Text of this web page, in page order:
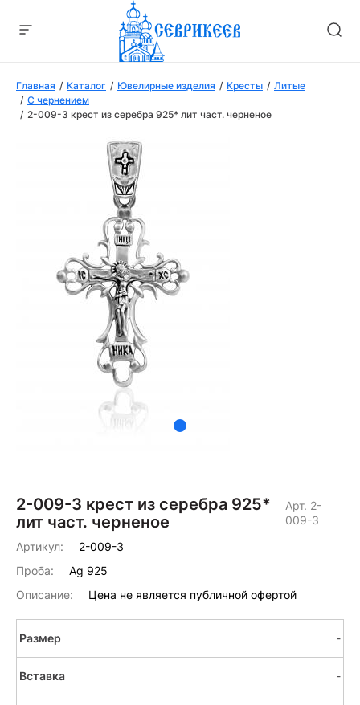
Главная Каталог Ювелирные изделия Кресты
Литые
С чернением
2-009-3 крест из серебра 925* лит част. черненое
2-009-3 крест из серебра 925*
лит част. черненое
Арт. 2-
009-3
Артикул:
2-009-3
Проба:
Ag 925
Описание:
Цена не является публичной офертой
-
-